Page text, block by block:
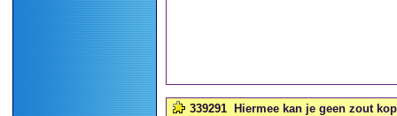
339291 Hiermee kan je geen zout